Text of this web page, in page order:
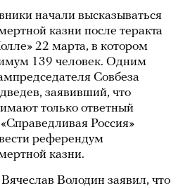
начали высказываться
казни после теракта
22 марта, в котором
139 человек. Одним
Совбеза
заявивший, что
только ответный
Россия»
референдум
казни.
Володин заявил, что